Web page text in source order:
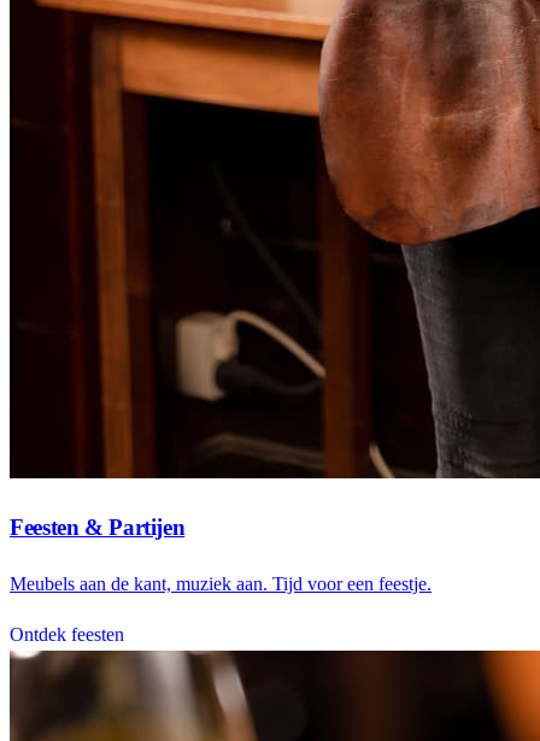
Feesten & Partijen
Meubels aan de kant, muziek aan. Tijd voor een feestje.
Ontdek feesten